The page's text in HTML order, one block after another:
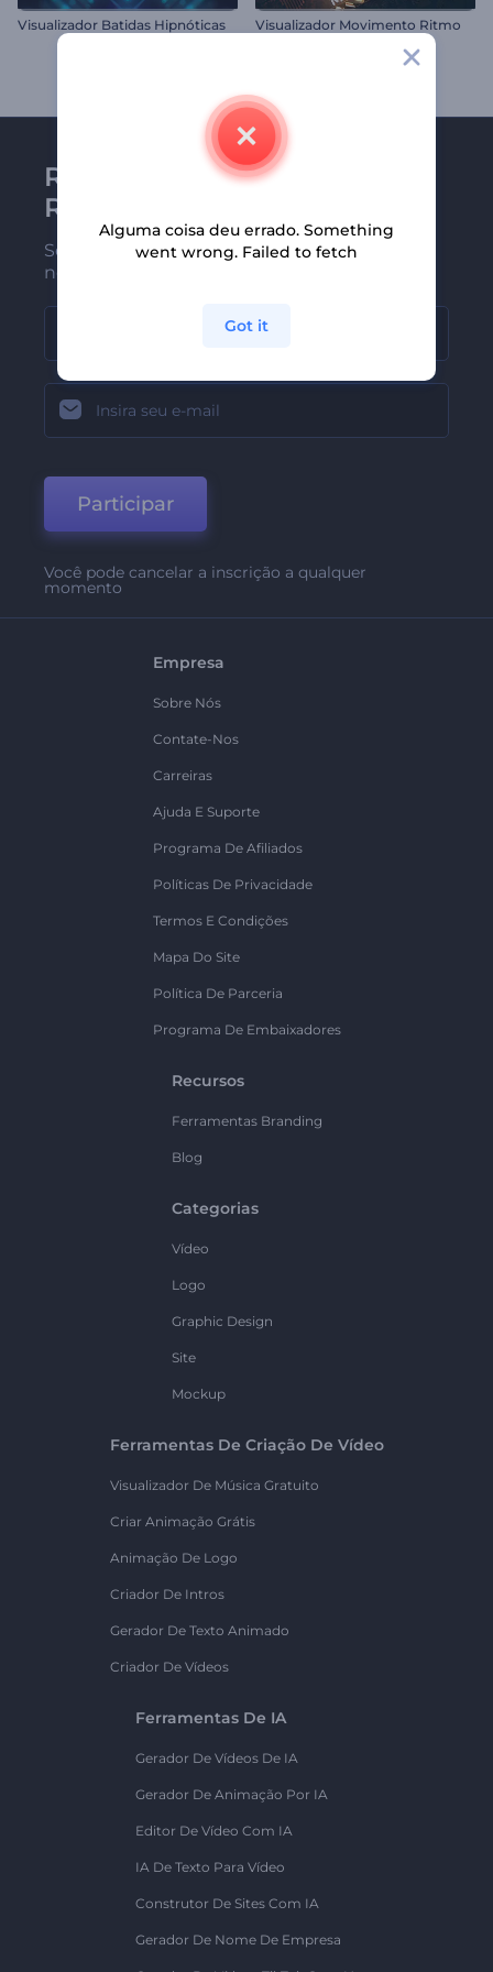
Visualizador Batidas Hipnóticas Visualizador Movimento Ritmo
Receba a newsletter da
Renderforest
Seja um dos primeiros a receber
nossas últimas novidades e ofertas
Participar
Você pode cancelar a inscrição a qualquer
momento
Empresa
Sobre Nós
Contate-Nos
Carreiras
Ajuda E Suporte
Programa De Afiliados
Políticas De Privacidade
Termos E Condições
Mapa Do Site
Política De Parceria
Programa De Embaixadores
Recursos
Ferramentas Branding
Blog
Categorias
Vídeo
Logo
Graphic Design
Site
Mockup
Ferramentas De Criação De Vídeo
Visualizador De Música Gratuito
Criar Animação Grátis
Animação De Logo
Criador De Intros
Gerador De Texto Animado
Criador De Vídeos
Ferramentas De IA
Gerador De Vídeos De IA
Gerador De Animação Por IA
Editor De Vídeo Com IA
IA De Texto Para Vídeo
Construtor De Sites Com IA
Gerador De Nome De Empresa
Alguma coisa deu errado. Something
went wrong. Failed to fetch
Got it